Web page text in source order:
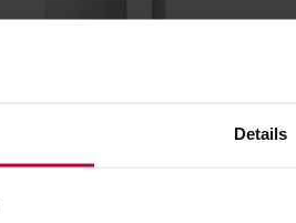
Details
termiczny z
powłoką 600ml biały